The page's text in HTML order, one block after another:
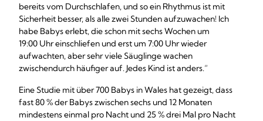
bereits vom Durchschlafen, und so ein Rhythmus ist mit
Sicherheit besser, als alle zwei Stunden aufzuwachen! Ich
habe Babys erlebt, die schon mit sechs Wochen um
19:00 Uhr einschliefen und erst um 7:00 Uhr wieder
aufwachten, aber sehr viele Säuglinge wachen
zwischendurch häufiger auf. Jedes Kind ist anders.“
Eine Studie mit über 700 Babys in Wales hat gezeigt, dass
fast 80 % der Babys zwischen sechs und 12 Monaten
mindestens einmal pro Nacht und 25 % drei Mal pro Nacht